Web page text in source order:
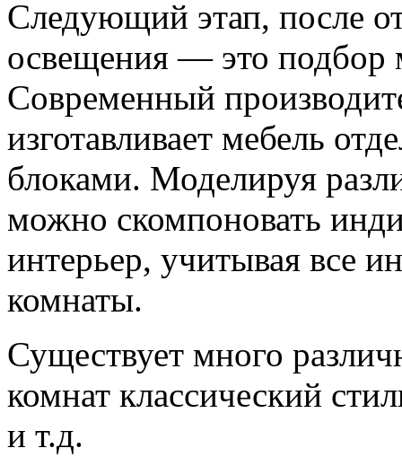
Следующий этап, после
освещения — это подбор
Современный
изготавливает мебель
блоками. Моделируя
можно скомпоновать
интерьер, учитывая все
комнаты.
Существует много
комнат классический
и т.д.